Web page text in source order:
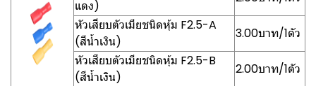
แดง)
หัวเสียบตัวเมียชนิดหุ้ม F2.5-A
(สีน้ำเงิน)
3.00บาท/1ตัว
หัวเสียบตัวเมียชนิดหุ้ม F2.5-B
(สีน้ำเงิน)
2.00บาท/1ตัว